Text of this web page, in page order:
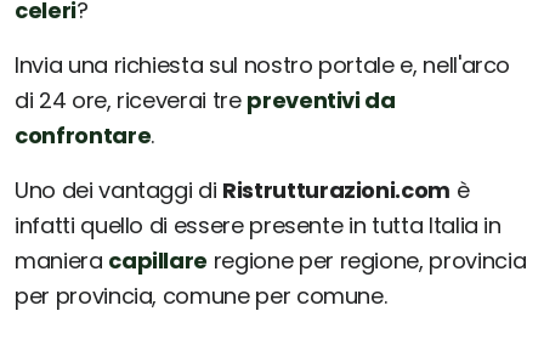
celeri?
Invia una richiesta sul nostro portale e, nell'arco
di 24 ore, riceverai tre preventivi da
confrontare.
Uno dei vantaggi di Ristrutturazioni.com è
infatti quello di essere presente in tutta Italia in
maniera capillare regione per regione, provincia
per provincia, comune per comune.